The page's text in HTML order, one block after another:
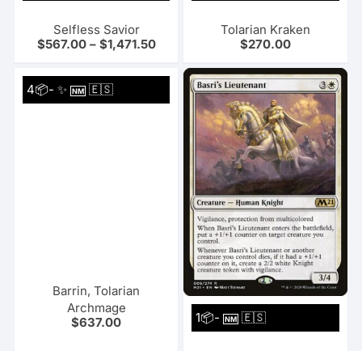
Selfless Savior
$567.00– $1,471.50
Tolarian Kraken
$270.00
4📦- ✨NM 🇪🇸
Barrin, Tolarian
Archmage
$637.00 1📦-NM 🇪🇸